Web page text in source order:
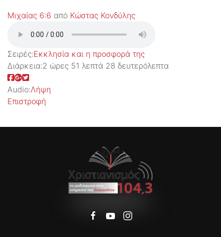
Μιχαίας 6:6 από Κώστας Κονδύλης
Σειρές:Εκκλησία και η προσφορά της
Διάρκεια:2 ώρες 51 λεπτά 28 δευτερόλεπτα
Audio:Λήψη
Επιστροφή